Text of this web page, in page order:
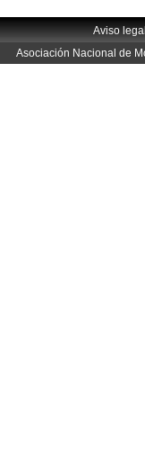
Aviso
Asociación Nacional de